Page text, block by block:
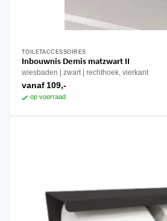
TOILETACCESSOIRES
Inbouwnis Demis matzwart II
wiesbaden zwart rechthoek, vierkant
vanaf 109,-
op voorraad
Dit
product
productpagina